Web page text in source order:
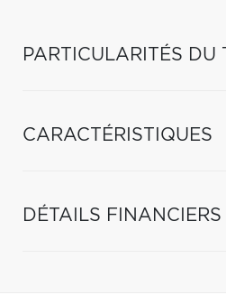
PARTICULARITÉS DU
CARACTÉRISTIQUES
DÉTAILS FINANCIERS